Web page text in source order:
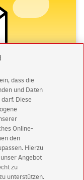
Angebote und
5 € Gutschein
5 € Gutschein
dass die
und Daten
Diese
Online-
den
Hierzu
Angebot
zu
unterstützen.